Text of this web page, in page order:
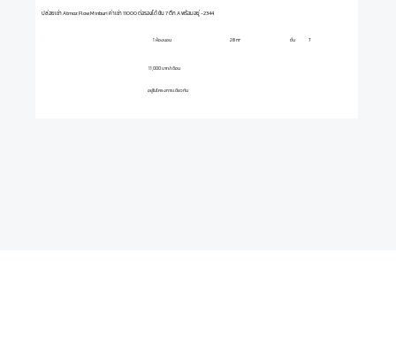
ปล่อยเช่า Atmoz Flow Minburi ค่าเช่า 11000 ต่อรองได้ ชั้น 7 ตึก A พร้อมอยู่ -2344
1 ห้องนอน
11,000 บาท/เดือน
ชั้น
28 m² 7
อยู่ในโครงการเดียวกัน